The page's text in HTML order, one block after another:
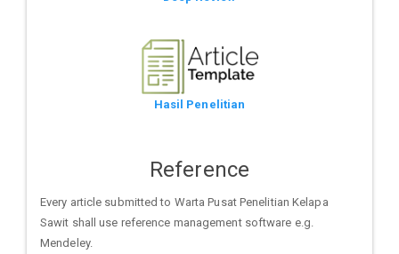
Hasil Penelitian
Reference
Every article submitted to Warta Pusat Penelitian Kelapa
Sawit shall use reference management software e.g.
Mendeley.